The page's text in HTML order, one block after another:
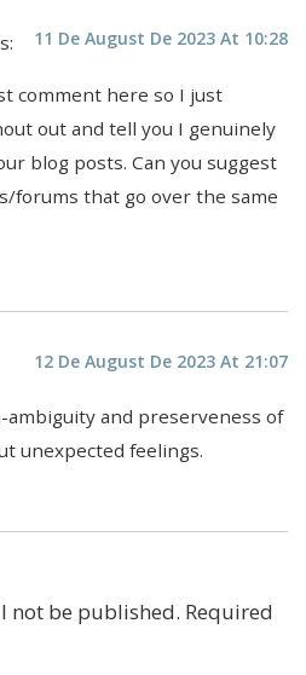
11 De August De 2023 At 10:28
comment here so I just
out and tell you I genuinely
blog posts. Can you suggest
forums that go over the same
12 De August De 2023 At 21:07
and preserveness of
unexpected feelings.
not be published. Required